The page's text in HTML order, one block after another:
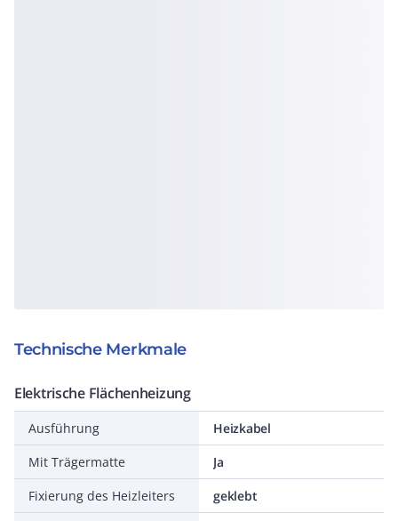
Technische Merkmale
Elektrische Flächenheizung
Ausführung
Heizkabel
Mit Trägermatte
Ja
Fixierung des Heizleiters
geklebt